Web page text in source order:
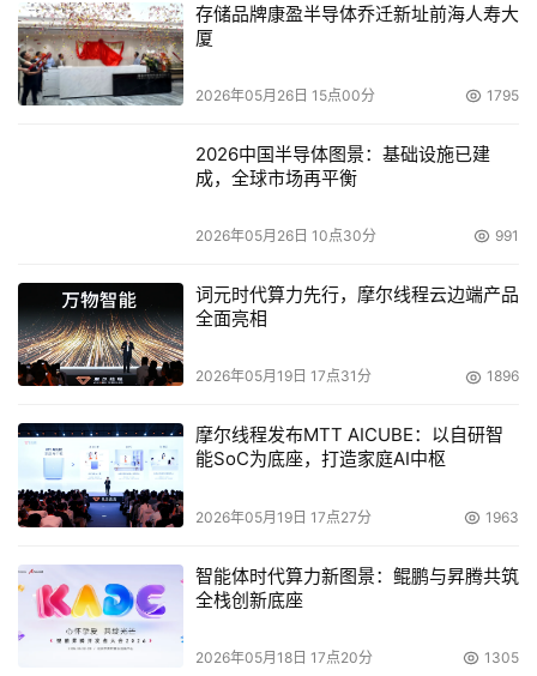
织。武汉涌现出大批“敢为人先、追求卓越”的数字化转型标
杆，超60%武汉国家级“专精特新”企业将组织和业务搬上钉
钉。它们以钉钉为底座，进行生产和经营管理模式创新，成
钉钉业务发展管理部总经理熊伟熠分享了知名咨询机构
作效率提升超50%，应用开发成本三年节约150万。另有中
组织和业务数字化升级，实现降本增效。
武汉菱电汽车电控系统股份有限公司是一家在科创板上市的
（EMS）、新能源汽车动力电控系统以及汽车智能联网产品
的研发和生产。2018年上半年起，菱电开始启用钉钉。四
年多以来，菱电将全公司从OA到ERP、MES和硬件设备等
全部集成上钉，以一套钉钉底座的能力，覆盖30多个应用
场景。
此外，菱电基于钉钉低代码平台氚云，搭建项目管理、采购
供应链管理、固定资产管理、合同管理、样件开发、工程管
存储品牌康盈半导体乔迁新址前海人寿大
厦
2026年05月26日 15点00分 1795
2026中国半导体图景：基础设施已建
成，全球市场再平衡
2026年05月26日 10点30分 991
词元时代算力先行，摩尔线程云边端产品
全面亮相
2026年05月19日 17点31分 1896
摩尔线程发布MTT AICUBE：以自研智
能SoC为底座，打造家庭AI中枢
2026年05月19日 17点27分 1963
智能体时代算力新图景：鲲鹏与昇腾共筑
全栈创新底座
2026年05月18日 17点20分 1305